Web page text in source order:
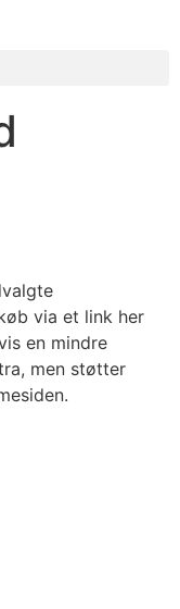
via et link her
en mindre
men støtter